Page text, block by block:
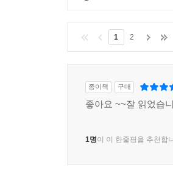
1 2
종이책 구매
좋아요 ~~잘 읽었습
1명이 이 한줄평을 추천합